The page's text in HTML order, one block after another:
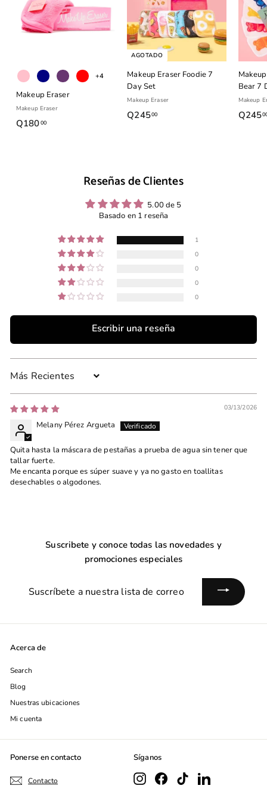
+4
Makeup Eraser
Makeup Eraser
Q18000Q
AGOTADO
Makeup Eraser Foodie 7
Day Set
Makeup Eraser
Q24500
0
0
Bear 7
Makeup
Q245
Reseñas de Clientes
5.00 de 5
Basado en 1 reseña
1
0
0
0
0
Escribir una reseña
Sort by
03/13/2026
Melany Pérez Argueta
Quita hasta la máscara de pestañas a prueba de agua sin tener que
tallar fuerte.
Me encanta porque es súper suave y ya no gasto en toallitas
desechables o algodones.
Suscribete y conoce todas las novedades y
promociones especiales
Suscríbete
lista
correo
Acerca de
Search
Blog
Nuestras ubicaciones
Mi cuenta
Ponerse en contacto
Contacto
Síganos
InstagramFacebookTikTok